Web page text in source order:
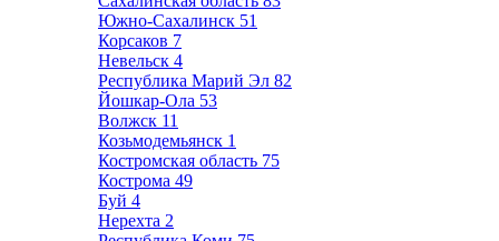
Южно-Сахалинск 51
Корсаков 7
Невельск 4
Республика Марий Эл 82
Йошкар-Ола 53
Волжск 11
Козьмодемьянск 1
Костромская область 75
Кострома 49
Буй 4
Нерехта 2